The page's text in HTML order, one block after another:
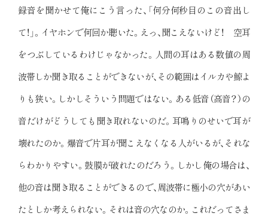
録音を聞かせて俺にこう言った、「何分何秒目のこの音出し
て！」。イヤホンで何回か聴いた。えっ、聞こえないけど！ 空耳
をつぶしているわけじゃなかった。人間の耳はある数値の周
波帯しか聞き取ることができないが、その範囲はイルカや鯨よ
りも狭い。しかしそういう問題ではない。ある低音（高音？）の
音だけがどうしても聞き取れないのだ。耳鳴りのせいで耳が
壊れたのか。爆音で片耳が聞こえなくなる人がいるが、それな
らわかりやすい。鼓膜が破れたのだろう。しかし俺の場合は、
他の音は聞き取ることができるので、周波帯に極小の穴があい
たとしか考えられない。それは音の穴なのか。これだってさま